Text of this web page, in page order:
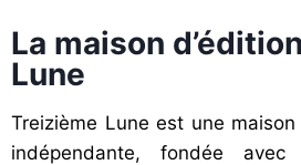
La maison
Lune
Treizième Lune est une maison
indépendante, fondée